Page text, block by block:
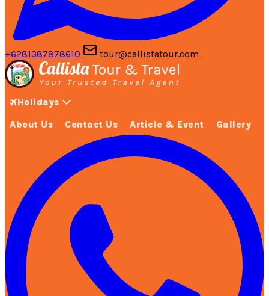
+6281387878610 tour@callistatour.com
Holidays
About Us Contact Us Article & Event Gallery